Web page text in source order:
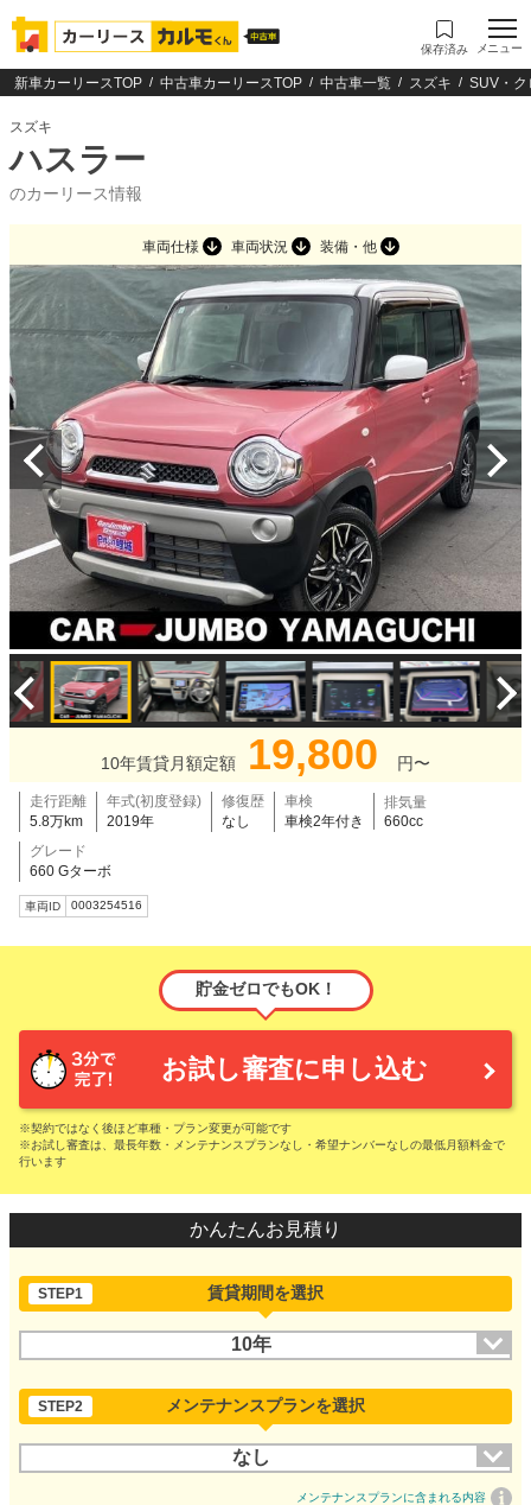
保存済み メニュー
新車カーリースTOP 中古車カーリースTOP 中古車一覧 スズキ SUV・ク
スズキ
ハスラー
のカーリース情報
車両仕様 車両状況 装備・他
10年賃貸月額定額 19,800 円〜
走行距離
5.8万km
年式(初度登録)
2019年
修復歴
なし
車検
車検2年付き
排気量
660cc
グレード
660 Gターボ
車両ID 0003254516
貯金ゼロでもOK！
お試し審査に申し込む
※契約ではなく後ほど車種・プラン変更が可能です
※お試し審査は、最長年数・メンテナンスプランなし・希望ナンバーなしの最低月額料金で
行います
かんたんお見積り
STEP1 賃貸期間を選択
10年
STEP2 メンテナンスプランを選択
なし
メンテナンスプランに含まれる内容